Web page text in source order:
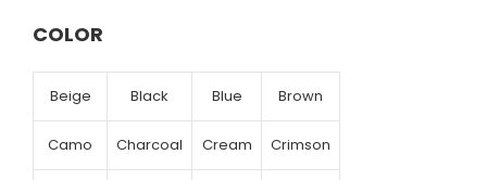
COLOR
Beige Black Blue Brown
Camo Charcoal Cream Crimson